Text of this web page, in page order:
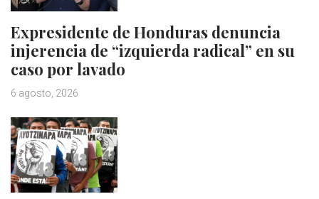
Expresidente de Honduras denuncia
injerencia de “izquierda radical” en su
caso por lavado
6 agosto, 2026